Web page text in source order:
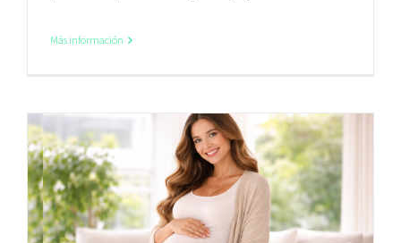
Más información